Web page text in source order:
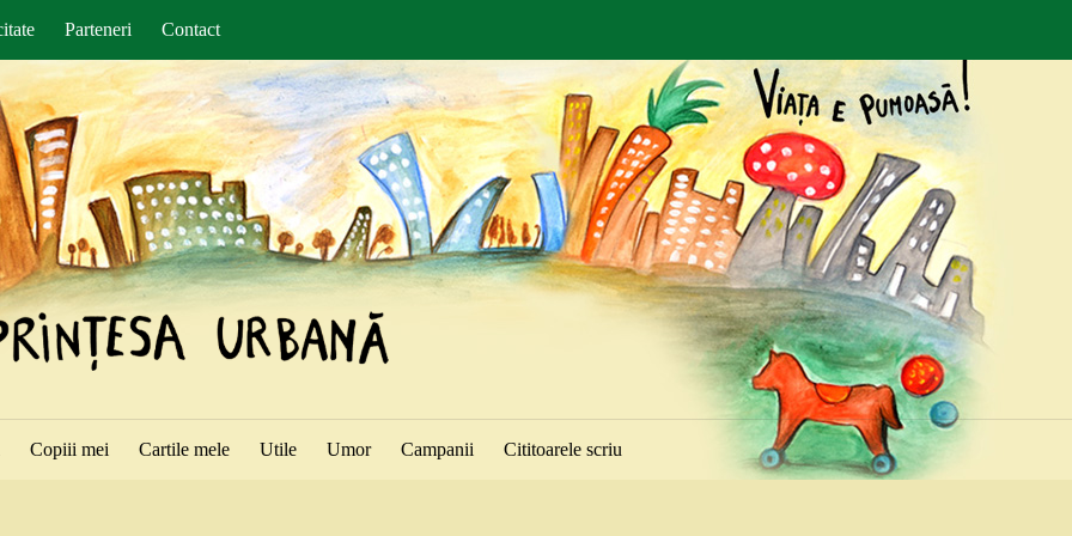
Parteneri Contact
Copiii mei Cartile mele Utile Umor Campanii Cititoarele scriu